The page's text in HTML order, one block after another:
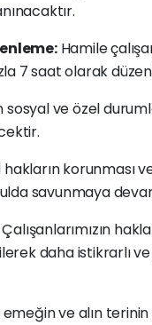
Hamile
7 saat olarak
sosyal ve özel
korunması
savunmaya
daha istikrarlı
ve alın